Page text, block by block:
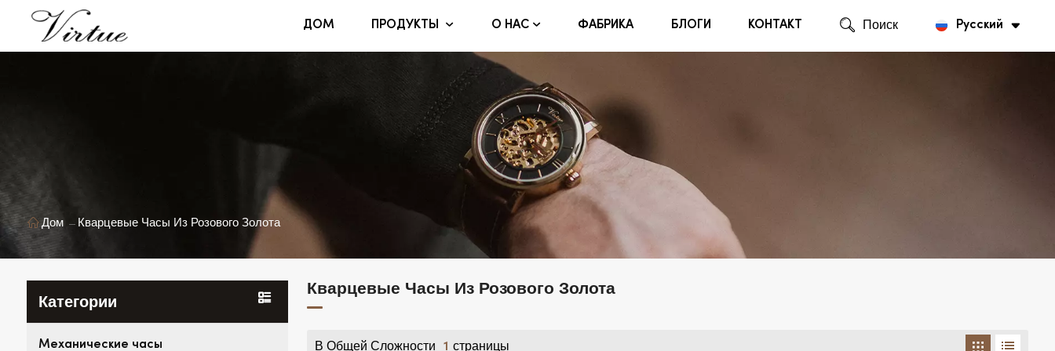
ДОМ ПРОДУКТЫ О НАС ФАБРИКА БЛОГИ КОНТАКТ Поиск Русский
Дом Кварцевые Часы Из Розового Золота
Категории
Механические часы
Кварцевые Часы Из Розового Золота
В Общей Сложности 1 Страницы